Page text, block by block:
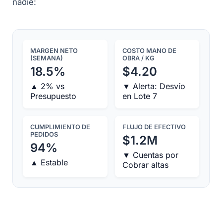
nadie:
MARGEN NETO
(SEMANA)
18.5%
▲ 2% vs
Presupuesto
COSTO MANO DE
OBRA / KG
$4.20
▼ Alerta: Desvío
en Lote 7
CUMPLIMIENTO DE
PEDIDOS
94%
▲ Estable
FLUJO DE EFECTIVO
$1.2M
▼ Cuentas por
Cobrar altas